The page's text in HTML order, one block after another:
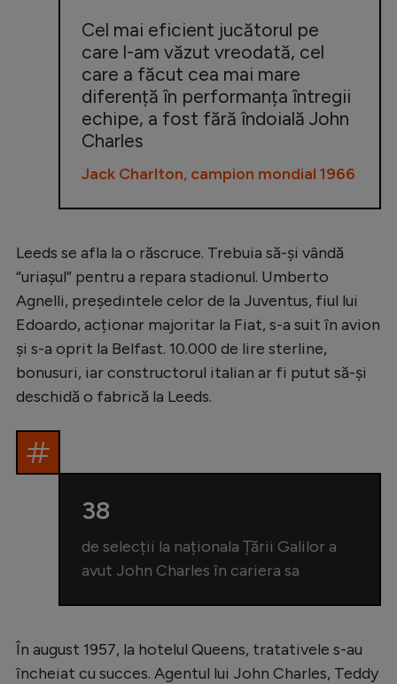
Cel mai eficient jucătorul pe
care l-am văzut vreodată, cel
care a făcut cea mai mare
diferență în performanța întregii
echipe, a fost fără îndoială John
Charles
Jack Charlton, campion mondial 1966
Leeds se afla la o răscruce. Trebuia să-și vândă
“uriașul” pentru a repara stadionul. Umberto
Agnelli, președintele celor de la Juventus, fiul lui
Edoardo, acționar majoritar la Fiat, s-a suit în avion
și s-a oprit la Belfast. 10.000 de lire sterline,
bonusuri, iar constructorul italian ar fi putut să-și
deschidă o fabrică la Leeds.
38
de selecții la naționala Țării Galilor a
avut John Charles în cariera sa
În august 1957, la hotelul Queens, tratativele s-au
încheiat cu succes. Agentul lui John Charles, Teddy